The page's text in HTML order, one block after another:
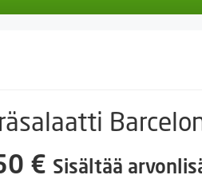
Ruukut
€ Sisältää